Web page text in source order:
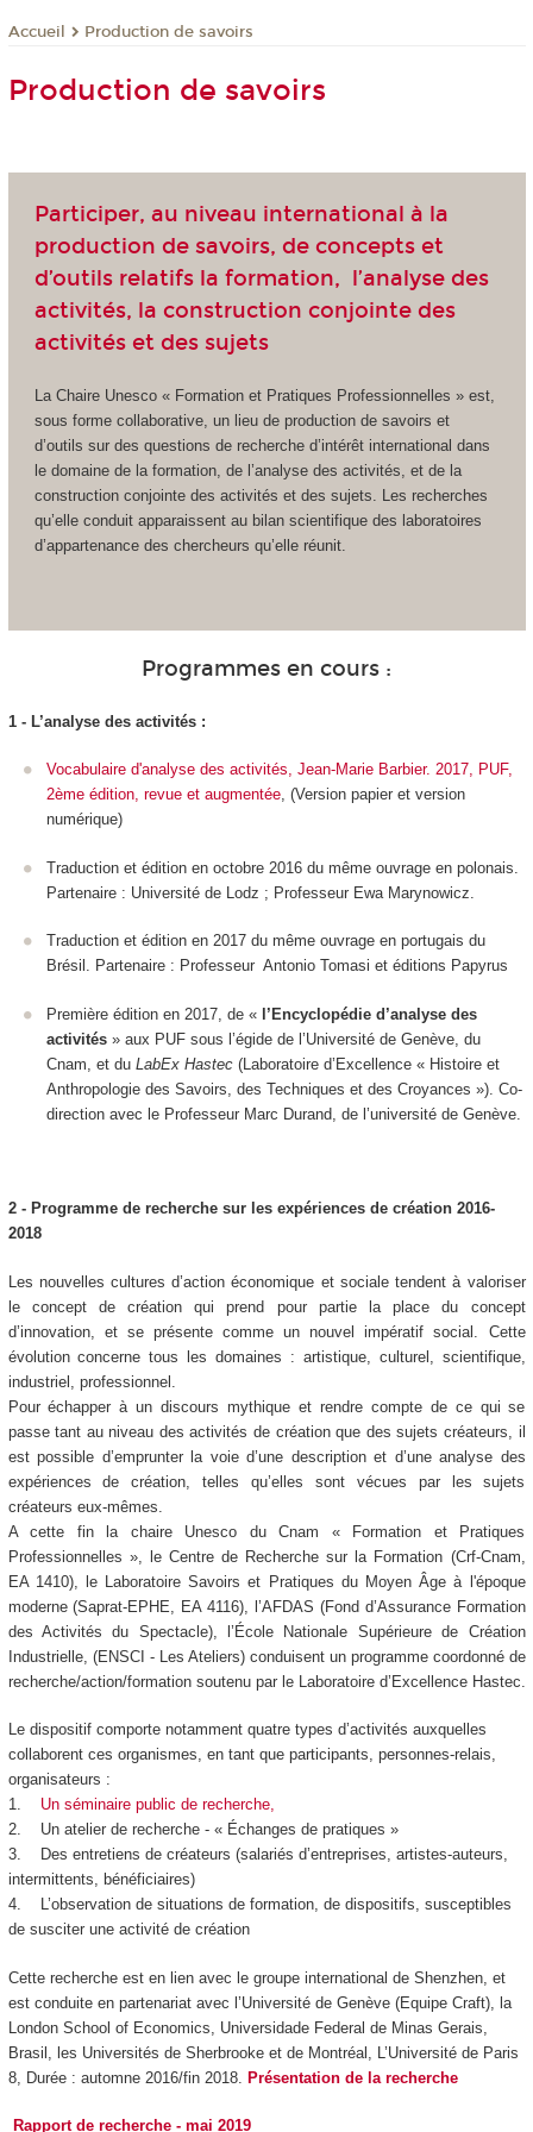
Accueil Production de savoirs
Production de savoirs
Participer, au niveau international à la
production de savoirs, de concepts et
d’outils relatifs la formation, l’analyse des
activités, la construction conjointe des
activités et des sujets
La Chaire Unesco « Formation et Pratiques Professionnelles » est,
sous forme collaborative, un lieu de production de savoirs et
d’outils sur des questions de recherche d’intérêt international dans
le domaine de la formation, de l’analyse des activités, et de la
construction conjointe des activités et des sujets. Les recherches
qu’elle conduit apparaissent au bilan scientifique des laboratoires
d’appartenance des chercheurs qu’elle réunit.
Programmes en cours :
1 - L’analyse des activités :
Vocabulaire d'analyse des activités, Jean-Marie Barbier. 2017, PUF,
2ème édition, revue et augmentée, (Version papier et version
numérique)
Traduction et édition en octobre 2016 du même ouvrage en polonais.
Partenaire : Université de Lodz ; Professeur Ewa Marynowicz.
Traduction et édition en 2017 du même ouvrage en portugais du
Brésil. Partenaire : Professeur Antonio Tomasi et éditions Papyrus
Première édition en 2017, de « l’Encyclopédie d’analyse des
activités » aux PUF sous l’égide de l’Université de Genève, du
Cnam, et du L abEx Hastec (Laboratoire d’Excellence « Histoire et
Anthropologie des Savoirs, des Techniques et des Croyances »). Co-
direction avec le Professeur Marc Durand, de l’université de Genève.
2 - Programme de recherche sur les expériences de création 2016-
2018
Les nouvelles cultures d’action économique et sociale tendent à valoriser
le concept de création qui prend pour partie la place du concept
d’innovation, et se présente comme un nouvel impératif social. Cette
évolution concerne tous les domaines : artistique, culturel, scientifique,
industriel, professionnel.
Pour échapper à un discours mythique et rendre compte de ce qui se
passe tant au niveau des activités de création que des sujets créateurs, il
est possible d’emprunter la voie d’une description et d’une analyse des
expériences de création, telles qu’elles sont vécues par les sujets
créateurs eux-mêmes.
A cette fin la chaire Unesco du Cnam « Formation et Pratiques
Professionnelles », le Centre de Recherche sur la Formation (Crf-Cnam,
EA 1410), le Laboratoire Savoirs et Pratiques du Moyen Âge à l'époque
moderne (Saprat-EPHE, EA 4116), l’AFDAS (Fond d’Assurance Formation
des Activités du Spectacle), l’École Nationale Supérieure de Création
Industrielle, (ENSCI - Les Ateliers) conduisent un programme coordonné de
recherche/action/formation soutenu par le Laboratoire d’Excellence Hastec.
Le dispositif comporte notamment quatre types d’activités auxquelles
collaborent ces organismes, en tant que participants, personnes-relais,
organisateurs :
1. Un séminaire public de recherche,
2. Un atelier de recherche - « Échanges de pratiques »
3. Des entretiens de créateurs (salariés d’entreprises, artistes-auteurs,
intermittents, bénéficiaires)
4. L’observation de situations de formation, de dispositifs, susceptibles
de susciter une activité de création
Cette recherche est en lien avec le groupe international de Shenzhen, et
est conduite en partenariat avec l’Université de Genève (Equipe Craft), la
London School of Economics, Universidade Federal de Minas Gerais,
Brasil, les Universités de Sherbrooke et de Montréal, L’Université de Paris
8, Durée : automne 2016/fin 2018.
Présentation de la recherche
Rapport de recherche - mai 2019